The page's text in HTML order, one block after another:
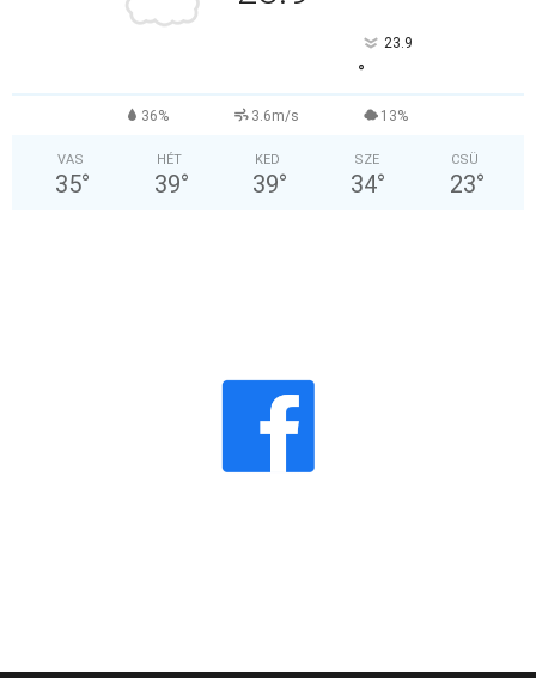
23.9
°
36% 3.6m/s 13%
VAS
35°
HÉT
39°
KED
39°
SZE
34°
CSÜ
23°